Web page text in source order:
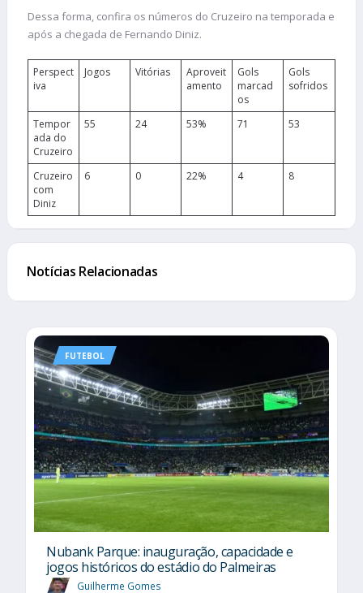
Dessa forma, confira os números do Cruzeiro na temporada e
após a chegada de Fernando Diniz.
Perspect
iva
Jogos Vitórias
Aproveit
amento
Gols
marcad
os
Gols
sofridos
Tempor
ada do
Cruzeiro
55 24 53% 71 53
Cruzeiro
com
Diniz
6 0 22% 4 8
Notícias Relacionadas
FUTEBOL
Nubank Parque: inauguração, capacidade e
jogos históricos do estádio do Palmeiras
Guilherme Gomes